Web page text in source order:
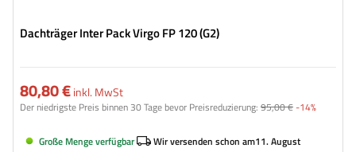
Dachträger Inter Pack Virgo FP 120 (G2)
80,80 €inkl. MwSt
Der niedrigste Preis binnen 30 Tage bevor Preisreduzierung: 95,00 €-14%
Große Menge verfügbar Wir versenden schon am11. August